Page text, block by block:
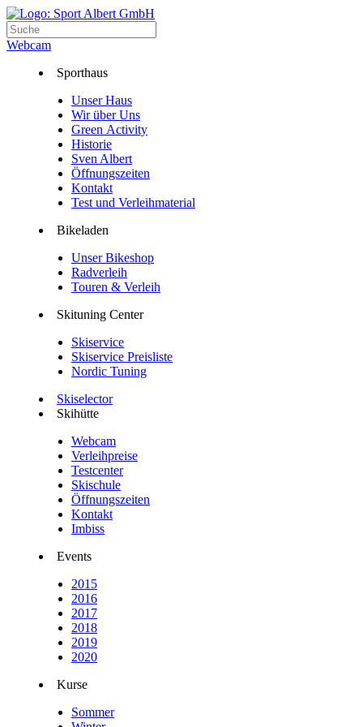
Webcam
Sporthaus
Unser Haus
Wir über Uns
Green Activity
Historie
Sven Albert
Öffnungszeiten
Kontakt
Test und Verleihmaterial
Bikeladen
Unser Bikeshop
Radverleih
Touren & Verleih
Skituning Center
Skiservice
Skiservice Preisliste
Nordic Tuning
Skiselector
Skihütte
Webcam
Verleihpreise
Testcenter
Skischule
Öffnungszeiten
Kontakt
Imbiss
Events
2015
2016
2017
2018
2019
2020
Kurse
Sommer